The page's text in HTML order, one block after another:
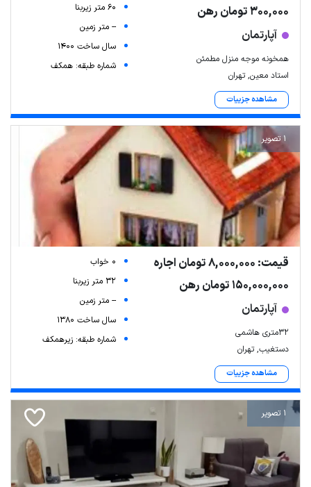
300,000 تومان رهن
آپارتمان
همخونه موجه منزل مطمئن
استاد معین, تهران
مشاهده جزییات
60 متر زیربنا
-- متر زمین
سال ساخت 1400
شماره طبقه: همکف
1 تصویر
قیمت: 8,000,000 تومان اجاره
150,000,000 تومان رهن
آپارتمان
۳۲متری هاشمی
دستغیب, تهران
مشاهده جزییات
0 خواب
32 متر زیربنا
-- متر زمین
سال ساخت 1380
شماره طبقه: زیرهمکف
1 تصویر